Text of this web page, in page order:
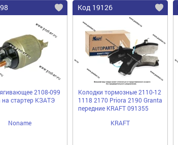
2108-099
стартер КЗАТЭ
Noname
Код 19126
Колодки тормозные 2110-12
1118 2170 Priora 2190 Granta
передние KRAFT 091355
KRAFT